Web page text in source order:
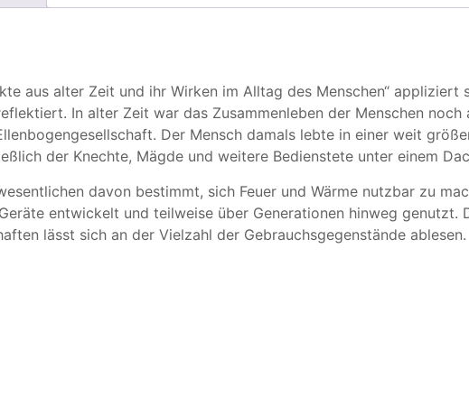
aus alter Zeit und ihr Wirken im Alltag des Menschen“ appliziert
In alter Zeit war das Zusammenleben der Menschen
Der Mensch damals lebte in einer weit
der Knechte, Mägde und weitere Bedienstete unter einem
davon bestimmt, sich Feuer und Wärme nutzbar zu
entwickelt und teilweise über Generationen hinweg genutzt.
lässt sich an der Vielzahl der Gebrauchsgegenstände ablesen.